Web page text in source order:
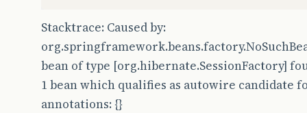
Stacktrace: Caused by:
bean of type [org.hibernate.SessionFactory]
1 bean which qualifies as autowire candidate
annotations: {}